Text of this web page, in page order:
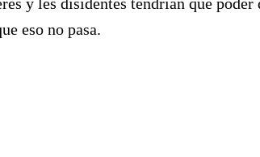
eso no pasa.